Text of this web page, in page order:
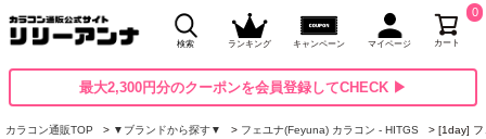
検索 ランキング キャンペーン マイページ カート
0
最大2,300円分のクーポンを会員登録してCHECK ▶
カラコン通販TOP ▼ブランドから探す▼ フェユナ(Feyuna) カラコン - HITGS [1day] フ